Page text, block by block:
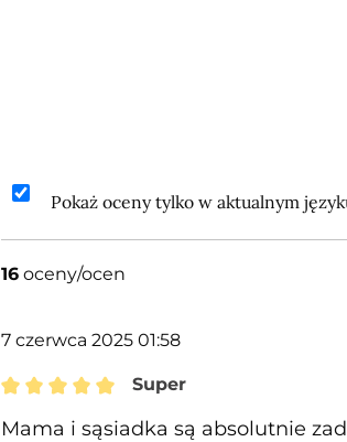
Pokaż oceny tylko w aktualnym
16 oceny/ocen
7 czerwca 2025 01:58
Recenzja z oceną 5 spośród 5
Super
Mama i sąsiadka są absolutnie